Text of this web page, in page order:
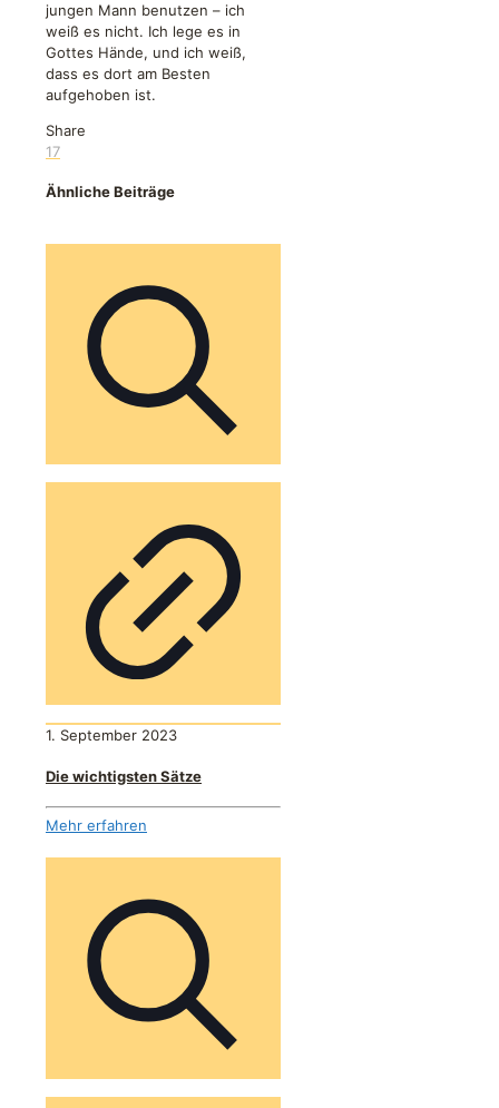
jungen Mann benutzen – ich
weiß es nicht. Ich lege es in
Gottes Hände, und ich weiß,
dass es dort am Besten
aufgehoben ist.
Share
17
Ähnliche Beiträge
1. September 2023
Die wichtigsten Sätze
Mehr erfahren